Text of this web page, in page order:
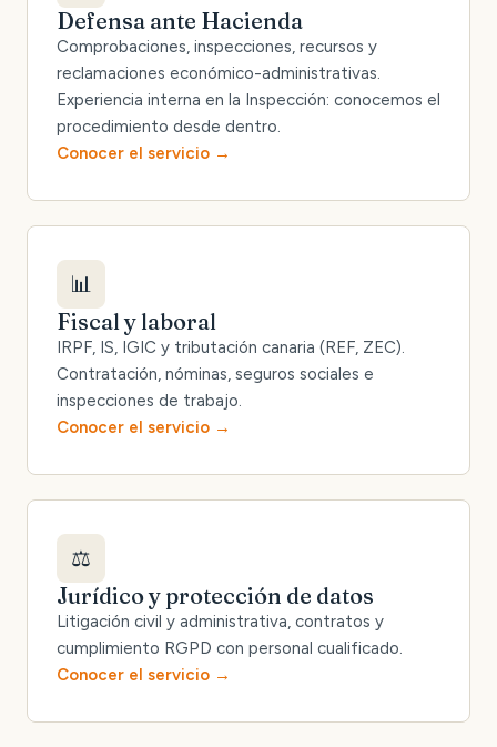
Defensa ante Hacienda
Comprobaciones, inspecciones, recursos y
reclamaciones económico-administrativas.
Experiencia interna en la Inspección: conocemos el
procedimiento desde dentro.
Conocer el servicio
📊
Fiscal y laboral
IRPF, IS, IGIC y tributación canaria (REF, ZEC).
Contratación, nóminas, seguros sociales e
inspecciones de trabajo.
Conocer el servicio
⚖️
Jurídico y protección de datos
Litigación civil y administrativa, contratos y
cumplimiento RGPD con personal cualificado.
Conocer el servicio